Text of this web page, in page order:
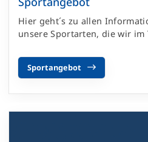
Hier geht´s zu allen
unsere Sportarten, die wir im
Sportangebot